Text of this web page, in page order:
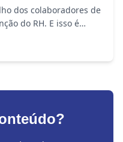
dos colaboradores de
do RH. E isso é